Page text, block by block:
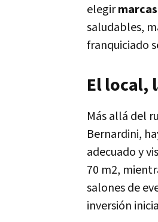
elegirmarcas
saludables,
franquiciado
El local,
Más allá del
Bernardini,
adecuado y
70 m2,
salones de
inversión